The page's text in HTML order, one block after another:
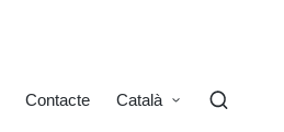
Contacte Català